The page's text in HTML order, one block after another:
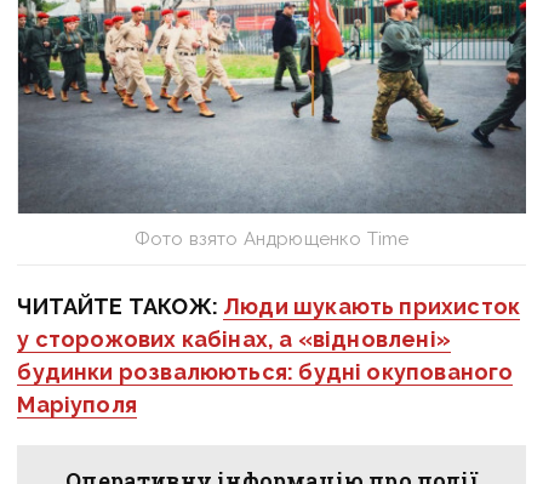
Фото взято Андрющенко Time
ЧИТАЙТЕ ТАКОЖ: Люди шукають прихисток
у сторожових кабінах, а «відновлені»
будинки розвалюються: будні окупованого
Маріуполя